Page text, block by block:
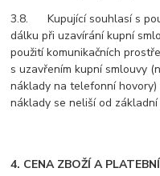
3.8. Kupující souhlasí s
dálku při uzavírání kupní
použití komunikačních
s uzavřením kupní smlouvy
náklady na telefonní hovory)
náklady se neliší od základní
4. CENA ZBOŽÍ A